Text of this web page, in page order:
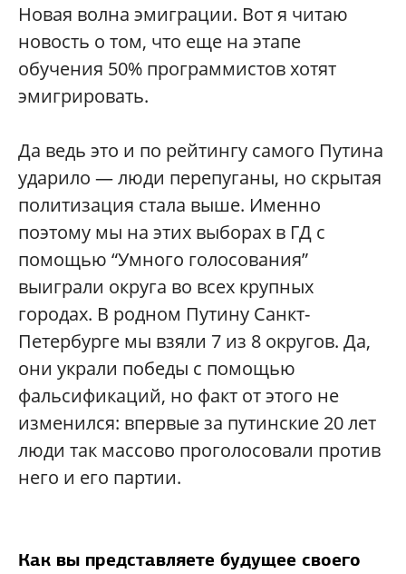
Новая волна эмиграции. Вот я читаю
новость о том, что еще на этапе
обучения 50% программистов хотят
эмигрировать.
Да ведь это и по рейтингу самого Путина
ударило — люди перепуганы, но скрытая
политизация стала выше. Именно
поэтому мы на этих выборах в ГД с
помощью “Умного голосования”
выиграли округа во всех крупных
городах. В родном Путину Санкт-
Петербурге мы взяли 7 из 8 округов. Да,
они украли победы с помощью
фальсификаций, но факт от этого не
изменился: впервые за путинские 20 лет
люди так массово проголосовали против
него и его партии.
Как вы представляете будущее своего